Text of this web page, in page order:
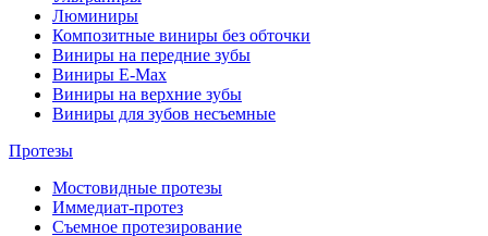
Люминиры
Композитные виниры без обточки
Виниры на передние зубы
Виниры E-Max
Виниры на верхние зубы
Виниры для зубов несъемные
Протезы
Мостовидные протезы
Иммедиат-протез
Съемное протезирование